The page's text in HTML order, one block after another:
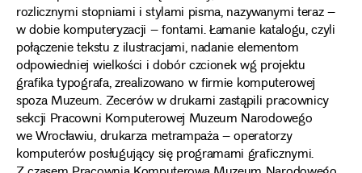
rozlicznymi stopniami i stylami pisma, nazywanymi teraz –
w dobie komputeryzacji – fontami. Łamanie katalogu, czyli
połączenie tekstu z ilustracjami, nadanie elementom
odpowiedniej wielkości i dobór czcionek wg projektu
grafika typografa, zrealizowano w firmie komputerowej
spoza Muzeum. Zecerów w drukarni zastąpili pracownicy
sekcji Pracowni Komputerowej Muzeum Narodowego
we Wrocławiu, drukarza metrampaża – operatorzy
komputerów posługujący się programami graficznymi.